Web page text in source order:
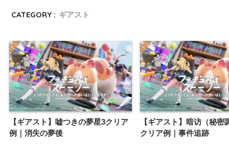
CATEGORY : ギアスト
【ギアスト】嘘つきの夢星3クリア
例｜消失の夢後
【ギアスト】暗访（秘密
クリア例｜事件追跡